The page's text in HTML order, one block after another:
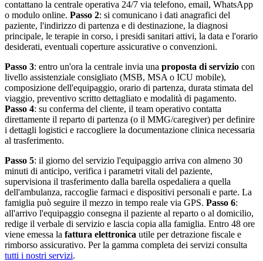
contattano la centrale operativa 24/7 via telefono, email, WhatsApp
o modulo online. Passo 2: si comunicano i dati anagrafici del
paziente, l'indirizzo di partenza e di destinazione, la diagnosi
principale, le terapie in corso, i presidi sanitari attivi, la data e l'orario
desiderati, eventuali coperture assicurative o convenzioni.
Passo 3: entro un'ora la centrale invia una proposta di servizio con
livello assistenziale consigliato (MSB, MSA o ICU mobile),
composizione dell'equipaggio, orario di partenza, durata stimata del
viaggio, preventivo scritto dettagliato e modalità di pagamento.
Passo 4: su conferma del cliente, il team operativo contatta
direttamente il reparto di partenza (o il MMG/caregiver) per definire
i dettagli logistici e raccogliere la documentazione clinica necessaria
al trasferimento.
Passo 5: il giorno del servizio l'equipaggio arriva con almeno 30
minuti di anticipo, verifica i parametri vitali del paziente,
supervisiona il trasferimento dalla barella ospedaliera a quella
dell'ambulanza, raccoglie farmaci e dispositivi personali e parte. La
famiglia può seguire il mezzo in tempo reale via GPS. Passo 6:
all'arrivo l'equipaggio consegna il paziente al reparto o al domicilio,
redige il verbale di servizio e lascia copia alla famiglia. Entro 48 ore
viene emessa la fattura elettronica utile per detrazione fiscale e
rimborso assicurativo. Per la gamma completa dei servizi consulta
tutti i nostri servizi.